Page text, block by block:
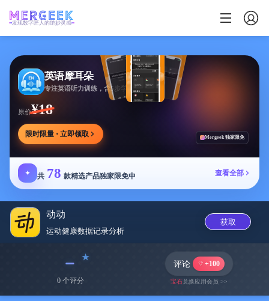
发现数字匠人的绝妙灵感
英语摩耳朵
原价¥18
限时限量 · 立即领取 Mergeek 独家限免
✦ 共 78 款精选产品独家限免中 查看全部
动动
运动健康数据记录分‪析‬
获取
﹣
0 个评分
评论 +100
宝石兑换应用会员 >>